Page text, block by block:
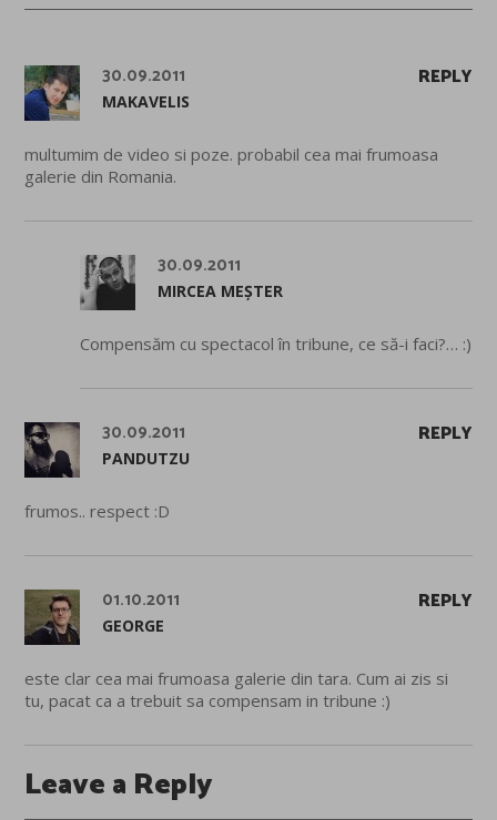
REPLY
30.09.2011
MAKAVELIS
multumim de video si poze. probabil cea mai frumoasa
galerie din Romania.
30.09.2011
MIRCEA MEȘTER
Compensăm cu spectacol în tribune, ce să-i faci?… :)
REPLY
30.09.2011
PANDUTZU
frumos.. respect :D
REPLY
01.10.2011
GEORGE
este clar cea mai frumoasa galerie din tara. Cum ai zis si
tu, pacat ca a trebuit sa compensam in tribune :)
Leave a Reply